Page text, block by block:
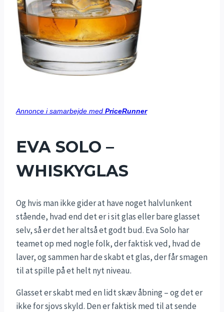
Annonce i samarbejde med PriceRunner
EVA SOLO –
WHISKYGLAS
Og hvis man ikke gider at have noget halvlunkent
stående, hvad end det er i sit glas eller bare glasset
selv, så er det her altså et godt bud. Eva Solo har
teamet op med nogle folk, der faktisk ved, hvad de
laver, og sammen har de skabt et glas, der får smagen
til at spille på et helt nyt niveau.
Glasset er skabt med en lidt skæv åbning – og det er
ikke for sjovs skyld. Den er faktisk med til at sende